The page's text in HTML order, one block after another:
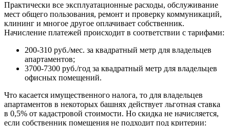
Практически все эксплуатационные расходы, обслуживание
мест общего пользования, ремонт и проверку коммуникаций,
клининг и многое другое оплачивает собственник.
Начисление платежей происходит в соответствии с тарифами:
200-310 руб./мес. за квадратный метр для владельцев
апартаментов;
3700-7300 руб./год за квадратный метр для владельцев
офисных помещений.
Что касается имущественного налога, то для владельцев
апартаментов в некоторых башнях действует льготная ставка
в 0,5% от кадастровой стоимости. Но скидка не начисляется,
если собственник помещения не подходит под критерии: